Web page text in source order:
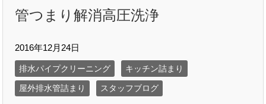
管つまり解消高圧洗浄
2016年12月24日
排水パイプクリーニング キッチン詰まり
屋外排水管詰まり スタッフブログ